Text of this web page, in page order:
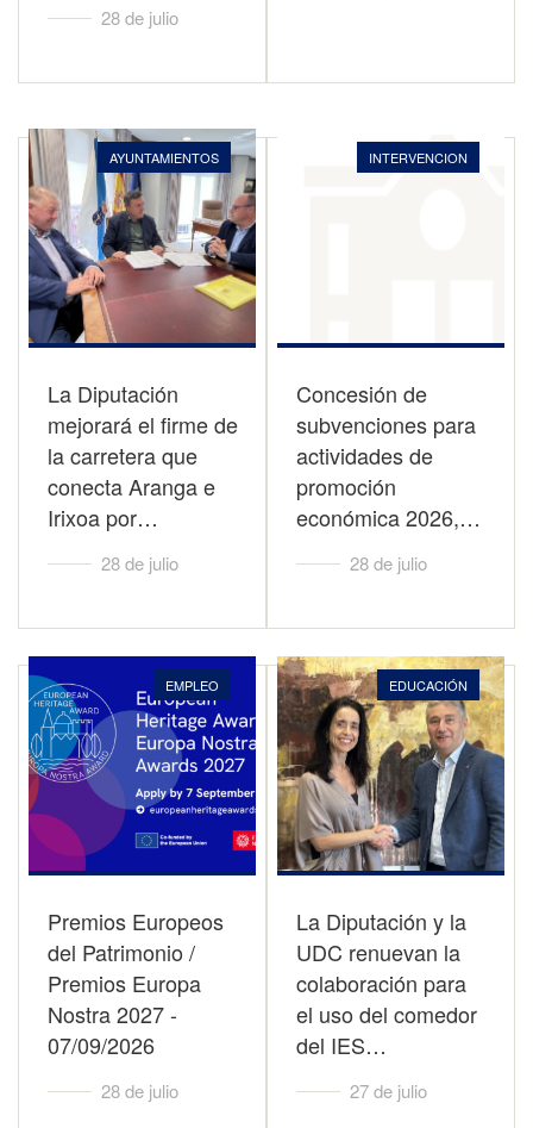
28 de julio
AYUNTAMIENTOS
La Diputación
mejorará el firme de
la carretera que
conecta Aranga e
Irixoa por…
28 de julio
INTERVENCION
Concesión de
subvenciones para
actividades de
promoción
económica 2026,…
28 de julio
EMPLEO
Premios Europeos
del Patrimonio /
Premios Europa
Nostra 2027 -
07/09/2026
28 de julio
EDUCACIÓN
La Diputación y la
UDC renuevan la
colaboración para
el uso del comedor
del IES…
27 de julio